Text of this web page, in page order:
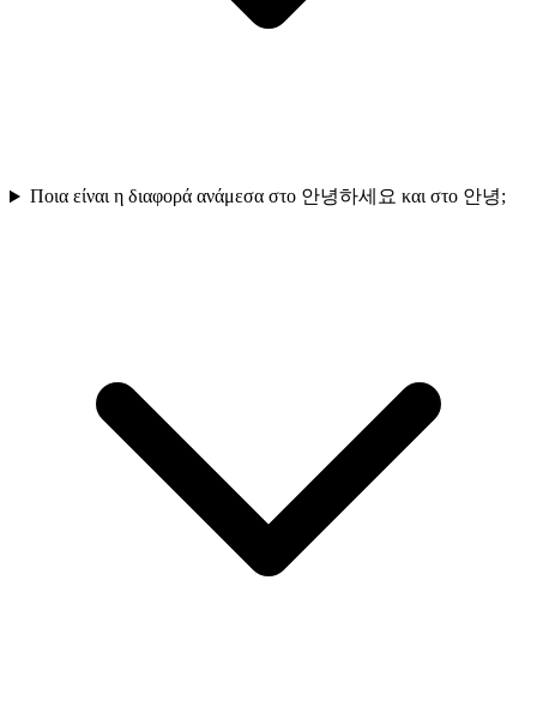
Ποια είναι η διαφορά ανάμεσα στο 안녕하세요 και στο 안녕;